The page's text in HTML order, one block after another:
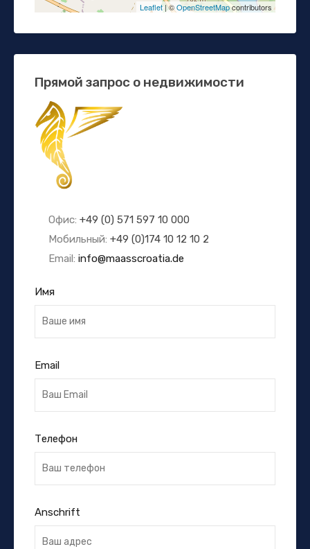
Leaflet | ©OpenStreetMapcontributors
Прямой запрос о недвижимости
Офис: +49 (0) 571 597 10 000
Мобильный: +49 (0)174 10 12 10 2
Email: info@maasscroatia.de
Имя
Email
Телефон
Anschrift